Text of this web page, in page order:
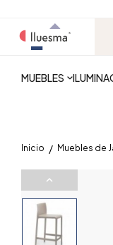
MUEBLES
Inicio Muebles de